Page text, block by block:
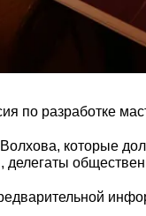
по разработке
которые
делегаты